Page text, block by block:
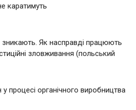
каратимуть
зникають. Як насправді працюють
зловживання (польський
процесі органічного виробництва